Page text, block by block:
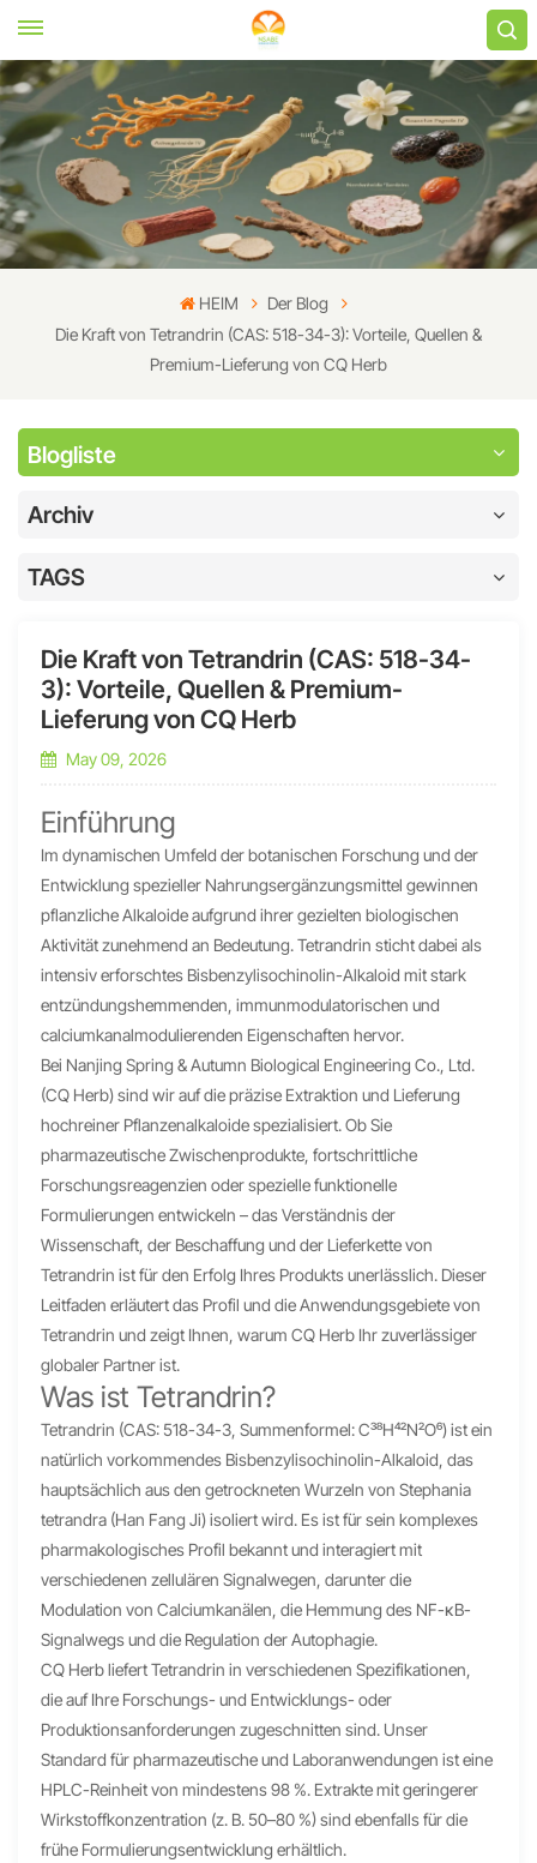
HEIM
Der Blog
Die Kraft von Tetrandrin (CAS: 518-34-3): Vorteile, Quellen &
Premium-Lieferung von CQ Herb
Blogliste
Archiv
TAGS
Die Kraft von Tetrandrin (CAS: 518-34-
3): Vorteile, Quellen & Premium-
Lieferung von CQ Herb
May 09, 2026
Einführung
Im dynamischen Umfeld der botanischen Forschung und der
Entwicklung spezieller Nahrungsergänzungsmittel gewinnen
pflanzliche Alkaloide aufgrund ihrer gezielten biologischen
Aktivität zunehmend an Bedeutung. Tetrandrin sticht dabei als
intensiv erforschtes Bisbenzylisochinolin-Alkaloid mit stark
entzündungshemmenden, immunmodulatorischen und
calciumkanalmodulierenden Eigenschaften hervor.
Bei Nanjing Spring & Autumn Biological Engineering Co., Ltd.
(CQ Herb) sind wir auf die präzise Extraktion und Lieferung
hochreiner Pflanzenalkaloide spezialisiert. Ob Sie
pharmazeutische Zwischenprodukte, fortschrittliche
Forschungsreagenzien oder spezielle funktionelle
Formulierungen entwickeln – das Verständnis der
Wissenschaft, der Beschaffung und der Lieferkette von
Tetrandrin ist für den Erfolg Ihres Produkts unerlässlich. Dieser
Leitfaden erläutert das Profil und die Anwendungsgebiete von
Tetrandrin und zeigt Ihnen, warum CQ Herb Ihr zuverlässiger
globaler Partner ist.
Was ist Tetrandrin?
Tetrandrin (CAS: 518-34-3, Summenformel: C₃₈H₄₂N₂O₆) ist ein
natürlich vorkommendes Bisbenzylisochinolin-Alkaloid, das
hauptsächlich aus den getrockneten Wurzeln von Stephania
tetrandra (Han Fang Ji) isoliert wird. Es ist für sein komplexes
pharmakologisches Profil bekannt und interagiert mit
verschiedenen zellulären Signalwegen, darunter die
Modulation von Calciumkanälen, die Hemmung des NF-κB-
Signalwegs und die Regulation der Autophagie.
CQ Herb liefert Tetrandrin in verschiedenen Spezifikationen,
die auf Ihre Forschungs- und Entwicklungs- oder
Produktionsanforderungen zugeschnitten sind. Unser
Standard für pharmazeutische und Laboranwendungen ist eine
HPLC-Reinheit von mindestens 98 %. Extrakte mit geringerer
Wirkstoffkonzentration (z. B. 50–80 %) sind ebenfalls für die
frühe Formulierungsentwicklung erhältlich.